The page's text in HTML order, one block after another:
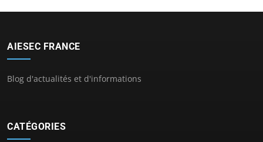
AIESEC FRANCE
Blog d'actualités et d'informations
CATÉGORIES